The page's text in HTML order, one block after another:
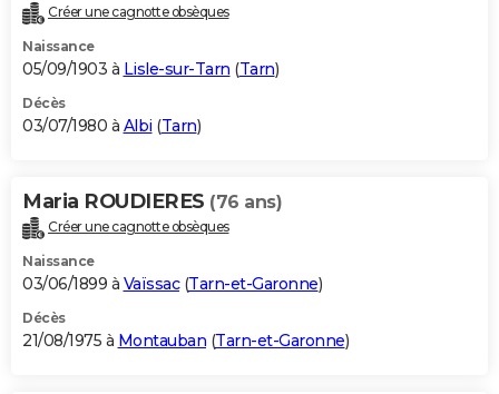
Créer une cagnotte obsèques
Naissance
05/09/1903 à Lisle-sur-Tarn (Tarn)
Décès
03/07/1980 à Albi (Tarn)
Maria ROUDIERES (76 ans)
Créer une cagnotte obsèques
Naissance
03/06/1899 à Vaïssac(Tarn-et-Garonne)
Décès
21/08/1975 à Montauban (Tarn-et-Garonne)